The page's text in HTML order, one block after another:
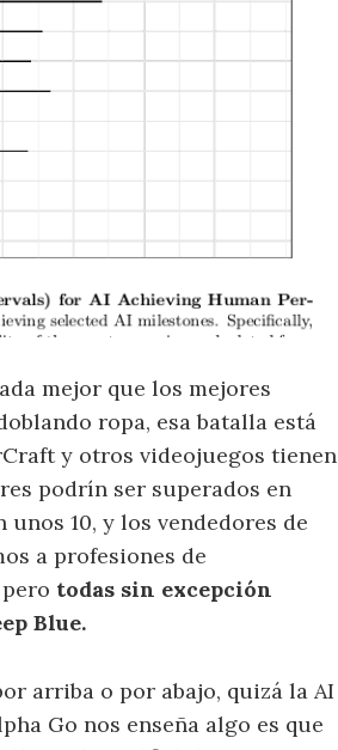
mejor que los mejores
ropa, esa batalla está
y otros videojuegos tienen
podrín ser superados en
10, y los vendedores de
a profesiones de
todas sin excepción
Blue.
arriba o por abajo, quizá la AI
Go nos enseña algo es que